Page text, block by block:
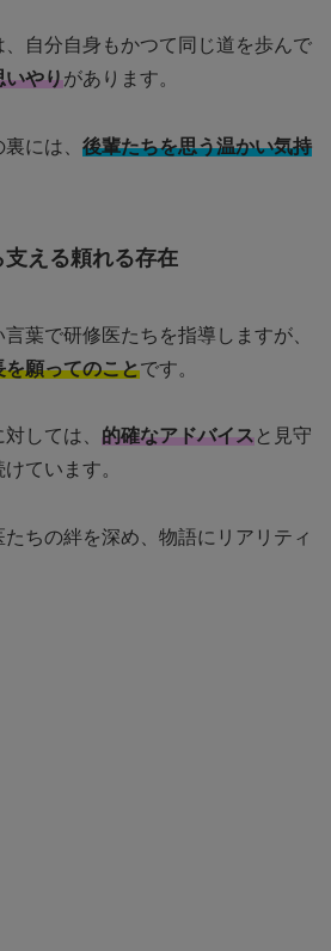
、自分自身もかつて同じ道を歩んで
いやりがあります。
には、 後輩たちを思う温かい気持
える頼れる存在
葉で研修医たちを指導しますが、
を願ってのことです。
しては、 的確なアドバイスと見守
ています。
ちの絆を深め、物語にリアリティ